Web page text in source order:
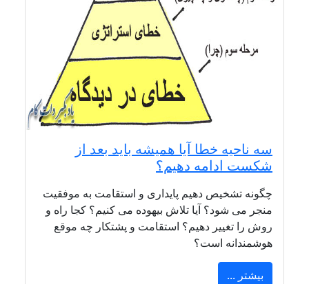
سه ناحیه خطا آیا همیشه باید بعد از
شکست ادامه دهیم؟
چگونه تشخیص دهیم پایداری و استقامت به موفقیت
منجر می شود؟ آیا تلاش بیهوده می کنیم؟ کجا راه و
روش را تغییر دهیم؟ استقامت و پشتکار چه موقع
هوشمندانه است؟
بیشتر ...